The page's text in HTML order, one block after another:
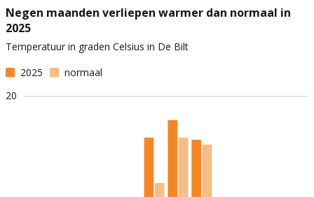
Negen maanden verliepen warmer dan normaal in
2025
Temperatuur in graden Celsius in De Bilt
2025 normaal
20